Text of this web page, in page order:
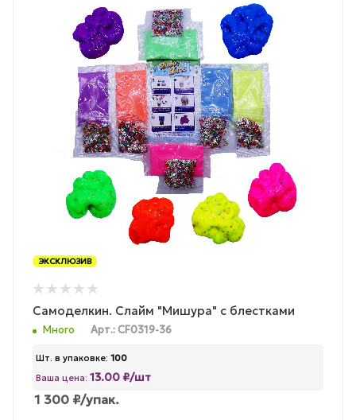
ЭКСКЛЮЗИВ
Самоделкин. Слайм "Мишура" с блестками
Много Арт.: CF0319-36
Шт. в упаковке: 100
Ваша цена: 13.00 ₽/шт
1 300 ₽/упак.